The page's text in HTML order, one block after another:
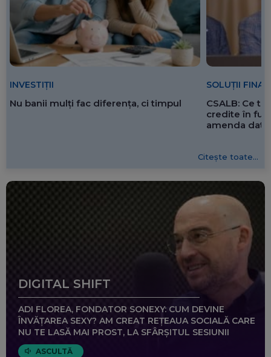
INVESTIȚII
Nu banii mulți fac diferența, ci timpul
SOLUȚII
CSALB: Ce
credite în
amenda
Citește toate...
DIGITAL SHIFT
ADI FLOREA, FONDATOR SONEXY: CUM DEVINE
ÎNVĂȚAREA SEXY? AM CREAT REȚEAUA SOCIALĂ CARE
NU TE LASĂ MAI PROST, LA SFÂRȘITUL SESIUNII
ASCULTĂ